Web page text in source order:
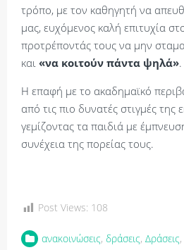
τρόπο, με τον καθηγητή να
μας, ευχόμενος καλή επιτυχία
προτρέποντάς τους να μην
και «να κοιτούν πάντα ψηλά».
Η επαφή με το ακαδημαϊκό
από τις πιο δυνατές στιγμές της
γεμίζοντας τα παιδιά με
συνέχεια της πορείας τους.
Post Views: 108
ανακοινώσεις, δράσεις, Δράσεις,